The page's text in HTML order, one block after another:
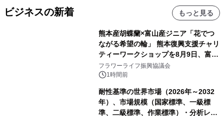
ビジネスの新着 もっと見る
熊本産胡蝶蘭×富山産ジニア「花でつ
ながる希望の輪」 熊本復興支援チャリ
ティーワークショップを8月9日、富
山・射水で開催
フラワーライフ振興協議会
1時間前
耐性基準の世界市場（2026年～2032
年）、市場規模（国家標準、一級標
準、二級標準、作業標準）・分析レポ